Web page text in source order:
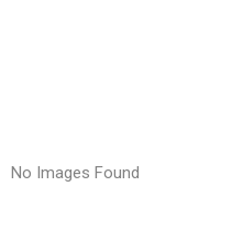
No Images Found